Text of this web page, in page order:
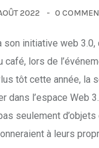
2022 0
son initiative web 3.0,
café, lors de
tôt cette année, la
dans l’espace Web
seulement
à leurs